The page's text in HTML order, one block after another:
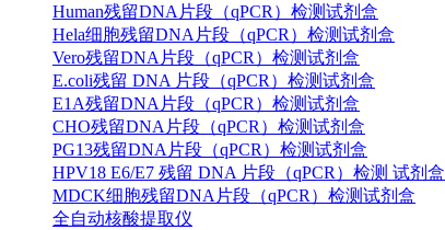
Human残留DNA片段（qPCR）检测试剂盒
Hela细胞残留DNA片段（qPCR）检测试剂盒
Vero残留DNA片段（qPCR）检测试剂盒
E.coli残留 DNA 片段（qPCR）检测试剂盒
E1A残留DNA片段（qPCR）检测试剂盒
CHO残留DNA片段（qPCR）检测试剂盒
PG13残留DNA片段（qPCR）检测试剂盒
HPV18 E6/E7 残留 DNA 片段（qPCR）检测 试剂盒
MDCK细胞残留DNA片段（qPCR）检测试剂盒
全自动核酸提取仪